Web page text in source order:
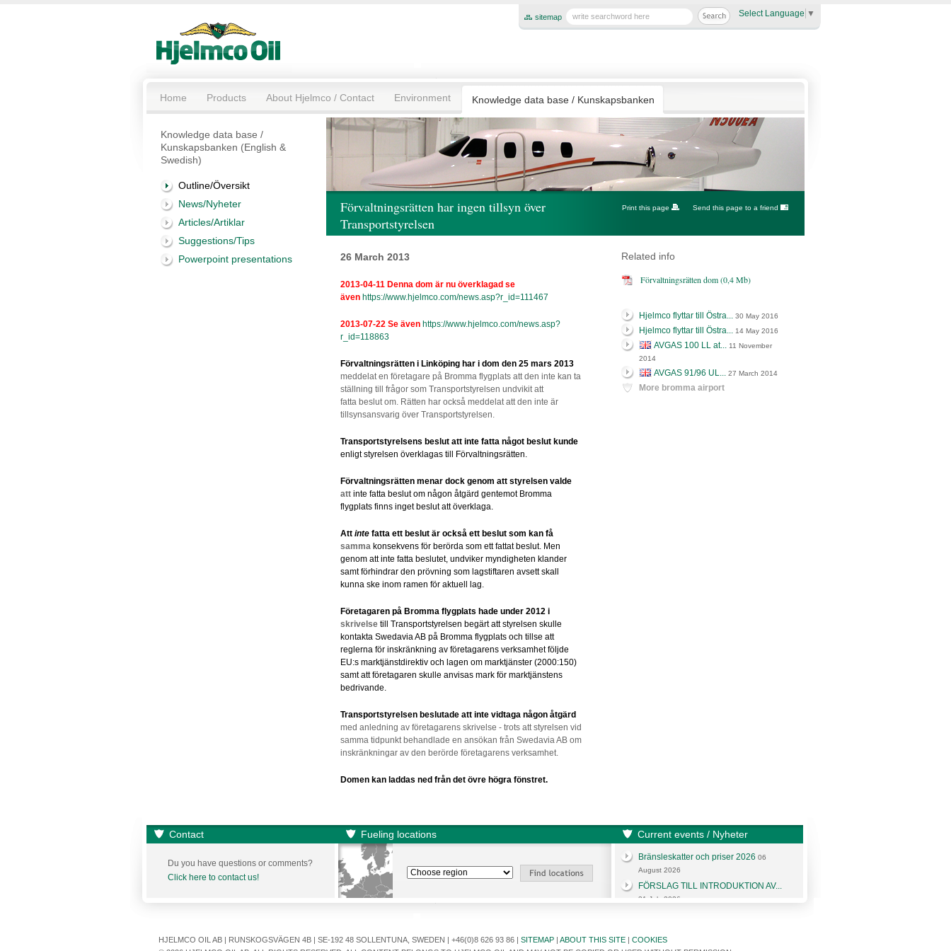
sitemap Select Language ▼
Home Products About Hjelmco / Contact Environment Knowledge data base / Kunskapsbanken
Knowledge data base /
Kunskapsbanken (English &
Swedish)
Outline/Översikt
News/Nyheter
Articles/Artiklar
Suggestions/Tips
Powerpoint presentations
Förvaltningsrätten har ingen tillsyn över
Transportstyrelsen
Print this page Send this page to a friend
26 March 2013
2013-04-11 Denna dom är nu överklagad se
även https://www.hjelmco.com/news.asp?r_id=111467
2013-07-22 Se även https://www.hjelmco.com/news.asp?
r_id=118863
Förvaltningsrätten i Linköping har i dom den 25 mars 2013
meddelat en företagare på Bromma flygplats att den inte kan ta
ställning till frågor som Transportstyrelsen undvikit att
fatta beslut om. Rätten har också meddelat att den inte är
tillsynsansvarig över Transportstyrelsen.
Transportstyrelsens beslut att inte fatta något beslut kunde
enligt styrelsen överklagas till Förvaltningsrätten.
Förvaltningsrätten menar dock genom att styrelsen valde
att inte fatta beslut om någon åtgärd gentemot Bromma
flygplats finns inget beslut att överklaga.
Att inte fatta ett beslut är också ett beslut som kan få
samma konsekvens för berörda som ett fattat beslut. Men
genom att inte fatta beslutet, undviker myndigheten klander
samt förhindrar den prövning som lagstiftaren avsett skall
kunna ske inom ramen för aktuell lag.
Företagaren på Bromma flygplats hade under 2012 i
skrivelse till Transportstyrelsen begärt att styrelsen skulle
kontakta Swedavia AB på Bromma flygplats och tillse att
reglerna för inskränkning av företagarens verksamhet följde
EU:s marktjänstdirektiv och lagen om marktjänster (2000:150)
samt att företagaren skulle anvisas mark för marktjänstens
bedrivande.
Transportstyrelsen beslutade att inte vidtaga någon åtgärd
med anledning av företagarens skrivelse - trots att styrelsen vid
samma tidpunkt behandlade en ansökan från Swedavia AB om
inskränkningar av den berörde företagarens verksamhet.
Domen kan laddas ned från det övre högra fönstret.
Related info
Förvaltningsrätten dom (0,4 Mb)
Hjelmco flyttar till Östra... 30 May 2016
Hjelmco flyttar till Östra... 14 May 2016
AVGAS 100 LL at... 11 November
2014
AVGAS 91/96 UL... 27 March 2014
More bromma airport
Contact Fueling locations Current events / Nyheter
Du you have questions or comments?
Click here to contact us!
Bränsleskatter och priser 2026 06
August 2026
FÖRSLAG TILL INTRODUKTION AV...
31 July 2026
HJELMCO OIL AB | RUNSKOGSVÄGEN 4B | SE-192 48 SOLLENTUNA, SWEDEN | +46(0)8 626 93 86 | SITEMAP | ABOUT THIS SITE | COOKIES